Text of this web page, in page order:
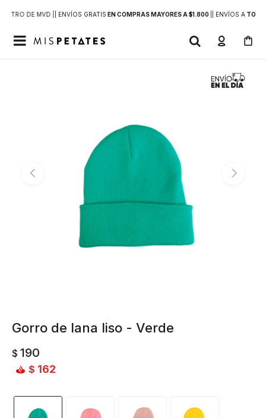
DE MVD | | ENVÍOS GRATIS EN COMPRAS MAYORES A $1.800 | ENVÍOS ATODO

Gorro de lana liso - Verde
$ 190
$ 162